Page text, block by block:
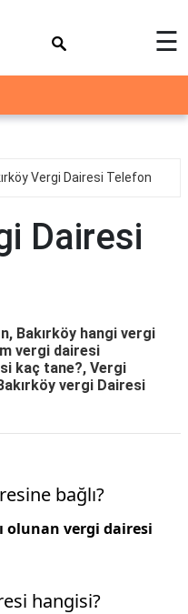
☰
Vergi Dairesi Telefon
Dairesi
Bakırköy hangi vergi
vergi dairesi
kaç tane?, Vergi
vergi Dairesi
bağlı?
olunan vergi dairesi
hangisi?